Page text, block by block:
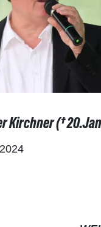
Kirchner (†